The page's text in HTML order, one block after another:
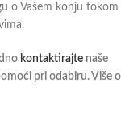
o Vašem konju tokom
kontaktirajte naše
pri odabiru. Više o